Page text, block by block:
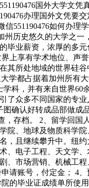
国外大学文
办理国外文凭要
551190476如何办理
州历史悠久的大学之
毕业薪资，浓厚的多
上享有学术地位、声
其所处地域的世界硅
学都占据着加州所有
科，并有来自世界
了众多不同国家的专
确认好转成品部做
，存档。 2、留学回
院、地球及物质科学
，且继续攀升中。纽
、电子工程、天文学
、市场营销、机械工
请账号，付定金； 4
的毕业证成绩单所使